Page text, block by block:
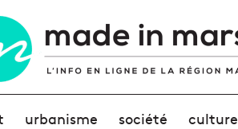
urbanisme société culture